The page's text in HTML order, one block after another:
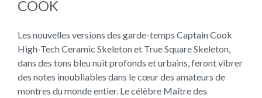
COOK
Les nouvelles versions des garde-temps Captain Cook
High-Tech Ceramic Skeleton et True Square Skeleton,
dans des tons bleu nuit profonds et urbains, feront vibrer
des notes inoubliables dans le cœur des amateurs de
montres du monde entier. Le célèbre Maître des